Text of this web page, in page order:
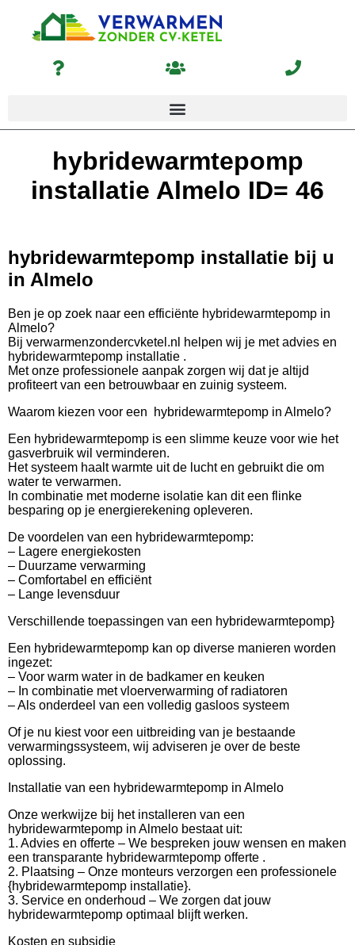
hybridewarmtepomp
installatie Almelo ID= 46
hybridewarmtepomp installatie bij u
in Almelo
Ben je op zoek naar een efficiënte hybridewarmtepomp in
Almelo?
Bij verwarmenzondercvketel.nl helpen wij je met advies en
hybridewarmtepomp installatie .
Met onze professionele aanpak zorgen wij dat je altijd
profiteert van een betrouwbaar en zuinig systeem.
Waarom kiezen voor een hybridewarmtepomp in Almelo?
Een hybridewarmtepomp is een slimme keuze voor wie het
gasverbruik wil verminderen.
Het systeem haalt warmte uit de lucht en gebruikt die om
water te verwarmen.
In combinatie met moderne isolatie kan dit een flinke
besparing op je energierekening opleveren.
De voordelen van een hybridewarmtepomp:
– Lagere energiekosten
– Duurzame verwarming
– Comfortabel en efficiënt
– Lange levensduur
Verschillende toepassingen van een hybridewarmtepomp}
Een hybridewarmtepomp kan op diverse manieren worden
ingezet:
– Voor warm water in de badkamer en keuken
– In combinatie met vloerverwarming of radiatoren
– Als onderdeel van een volledig gasloos systeem
Of je nu kiest voor een uitbreiding van je bestaande
verwarmingssysteem, wij adviseren je over de beste
oplossing.
Installatie van een hybridewarmtepomp in Almelo
Onze werkwijze bij het installeren van een
hybridewarmtepomp in Almelo bestaat uit:
1. Advies en offerte – We bespreken jouw wensen en maken
een transparante hybridewarmtepomp offerte .
2. Plaatsing – Onze monteurs verzorgen een professionele
{hybridewarmtepomp installatie}.
3. Service en onderhoud – We zorgen dat jouw
hybridewarmtepomp optimaal blijft werken.
Kosten en subsidie